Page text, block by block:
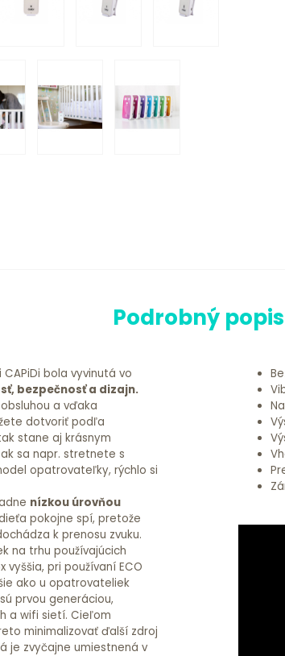
Podrobný popis
bola vyvinutá vo
bezpečnosť a dizajn.
a vďaka
dotvoriť podľa
stane aj krásnym
sa napr. stretnete s
opatrovateľky, rýchlo si
nízkou úrovňou
pokojne spí, pretože
k prenosu zvuku.
na trhu používajúcich
vyššia, pri používaní ECO
ako u opatrovateliek
prvou generáciou,
a wifi sietí. Cieľom
minimalizovať ďalší zdroj
je zvyčajne umiestnená v